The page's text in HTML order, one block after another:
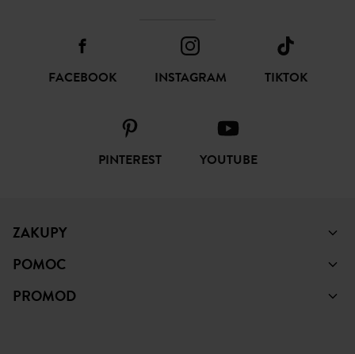
FACEBOOK INSTAGRAM TIKTOK
PINTEREST YOUTUBE
ZAKUPY
POMOC
PROMOD